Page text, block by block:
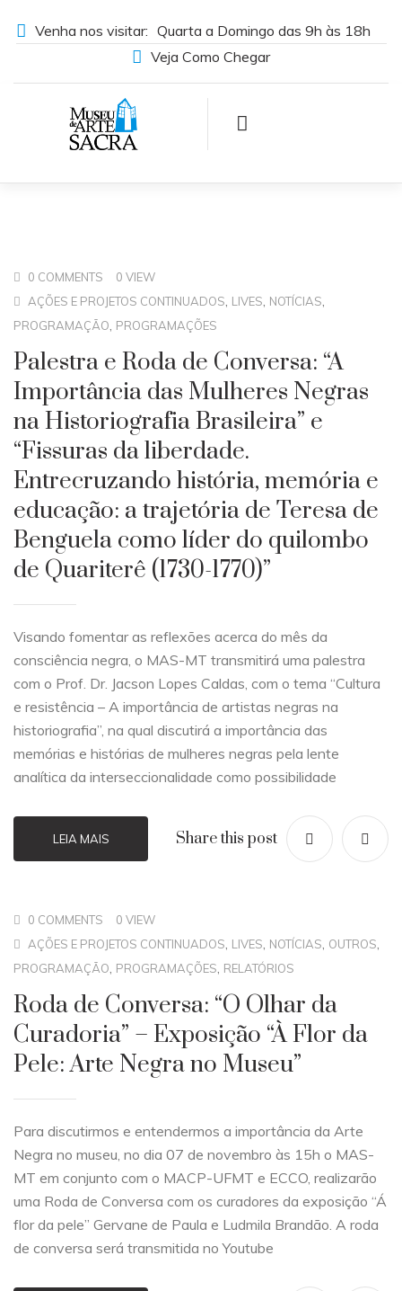
Venha nos visitar: Quarta a Domingo das 9h às 18h
Veja Como Chegar
0 COMMENTS
0 VIEW
AÇÕES E PROJETOS CONTINUADOS, LIVES, NOTÍCIAS,
PROGRAMAÇÃO, PROGRAMAÇÕES
Palestra e Roda de Conversa: “A
Importância das Mulheres Negras
na Historiografia Brasileira” e
“Fissuras da liberdade.
Entrecruzando história, memória e
educação: a trajetória de Teresa de
Benguela como líder do quilombo
de Quariterê (1730-1770)”
Visando fomentar as reflexões acerca do mês da
consciência negra, o MAS-MT transmitirá uma palestra
com o Prof. Dr. Jacson Lopes Caldas, com o tema “Cultura
e resistência – A importância de artistas negras na
historiografia”, na qual discutirá a importância das
memórias e histórias de mulheres negras pela lente
analítica da interseccionalidade como possibilidade
LEIA MAIS Share this post
0 COMMENTS
0 VIEW
AÇÕES E PROJETOS CONTINUADOS, LIVES, NOTÍCIAS, OUTROS,
PROGRAMAÇÃO, PROGRAMAÇÕES, RELATÓRIOS
Roda de Conversa: “O Olhar da
Curadoria” – Exposição “À Flor da
Pele: Arte Negra no Museu”
Para discutirmos e entendermos a importância da Arte
Negra no museu, no dia 07 de novembro às 15h o MAS-
MT em conjunto com o MACP-UFMT e ECCO, realizarão
uma Roda de Conversa com os curadores da exposição “Á
flor da pele” Gervane de Paula e Ludmila Brandão. A roda
de conversa será transmitida no Youtube